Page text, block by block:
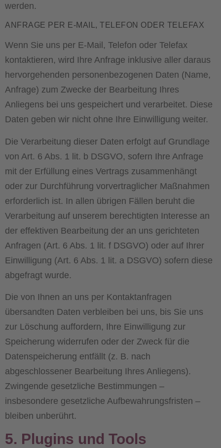
werden.
ANFRAGE PER E-MAIL, TELEFON ODER TELEFAX
Wenn Sie uns per E-Mail, Telefon oder Telefax
kontaktieren, wird Ihre Anfrage inklusive aller daraus
hervorgehenden personenbezogenen Daten (Name,
Anfrage) zum Zwecke der Bearbeitung Ihres
Anliegens bei uns gespeichert und verarbeitet. Diese
Daten geben wir nicht ohne Ihre Einwilligung weiter.
Die Verarbeitung dieser Daten erfolgt auf Grundlage
von Art. 6 Abs. 1 lit. b DSGVO, sofern Ihre Anfrage
mit der Erfüllung eines Vertrags zusammenhängt
oder zur Durchführung vorvertraglicher Maßnahmen
erforderlich ist. In allen übrigen Fällen beruht die
Verarbeitung auf unserem berechtigten Interesse an
der effektiven Bearbeitung der an uns gerichteten
Anfragen (Art. 6 Abs. 1 lit. f DSGVO) oder auf Ihrer
Einwilligung (Art. 6 Abs. 1 lit. a DSGVO) sofern diese
abgefragt wurde.
Die von Ihnen an uns per Kontaktanfragen
übersandten Daten verbleiben bei uns, bis Sie uns
zur Löschung auffordern, Ihre Einwilligung zur
Speicherung widerrufen oder der Zweck für die
Datenspeicherung entfällt (z. B. nach
abgeschlossener Bearbeitung Ihres Anliegens).
Zwingende gesetzliche Bestimmungen –
insbesondere gesetzliche Aufbewahrungsfristen –
bleiben unberührt.
5. Plugins und Tools